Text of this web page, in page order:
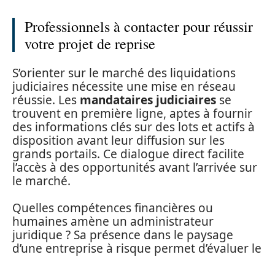
Professionnels à contacter pour réussir
votre projet de reprise
S’orienter sur le marché des liquidations
judiciaires nécessite une mise en réseau
réussie. Les mandataires judiciaires se
trouvent en première ligne, aptes à fournir
des informations clés sur des lots et actifs à
disposition avant leur diffusion sur les
grands portails. Ce dialogue direct facilite
l’accès à des opportunités avant l’arrivée sur
le marché.
Quelles compétences financières ou
humaines amène un administrateur
juridique ? Sa présence dans le paysage
d’une entreprise à risque permet d’évaluer le